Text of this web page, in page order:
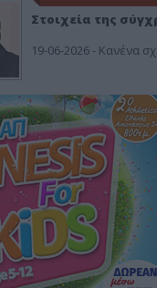
Στοιχεία της
19-06-2026 - Κανένα